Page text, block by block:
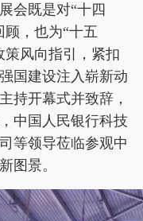
会既是对“十四
，也为“十五
策风向指引，紧扣
国建设注入崭新动
持开幕式并致辞，
中国人民银行科技
等领导莅临参观中
图景。